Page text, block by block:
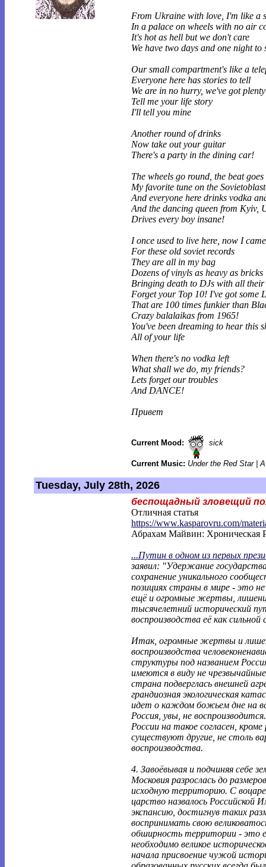
From Ukraine with love, I'm like a
In a palace on wheels with no air
It's hot as hell but we don't care
We have two days and one night to
Our small compartment's like a
Everyone here has stories to tell
We are in no hurry, we've got
Tell me your life story
I'll tell you mine
Another round of drinks
Now take out your guitar
There's a party in the dining car!
The wheels go round, the beat goes
My favorite tune on the
And everyone here drinks vodka
And the dancing queen from Kyiv,
Drives every boy insane!
I once used to live here, now I
For these old soviet records
They are all in my bag
Dozens of vinyls as heavy as bricks
Bringing death to DJs with all
Forget your Top 10! I've got some
That are 100 times funkier than
Crazy balalaikas from 1965!
You've been dreaming to hear this
All of your life
When there's no vodka left
What shall we do, my friends?
Lets forget our troubles
And DANCE!
Привет
Current Mood: sick
Current Music: Under the Red Star |
Tuesday, July 28th, 2026
беспощадный зловещий
Отличная статья
https://www.kasparovru.com/
Абрахам Майвин: Хроническая
...Путин в одном из первых
заявил: "Удержание
сохранение уникального
позициях страны в мире - это
ещё и огромные жертвы,
тысячелетний исторический
воспроизводства её как
Итак, огромные жертвы и
воспроизводства
структуры под названием
имеются в виду не
страна подверглась внешней
грандиозная экологическая
идет о каждом божьем дне на
Россия, увы, не
России на такое согласен,
существуют другие, не столь
воспроизводства.
4. Завоёвывая и подчиняя себе
Московия разрослась до
исходную территорию. С
царство назвалось Российской
экспансию, достигнув таких
воспринимать свою
обширность территории - это
необходимо великое
начала присвоение чужой